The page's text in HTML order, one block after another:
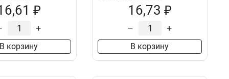
₽
+
В корзину
16,73 ₽
– +
В корзину